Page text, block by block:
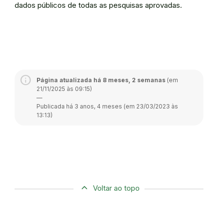
dados públicos de todas as pesquisas aprovadas.
Página atualizada há 8 meses, 2 semanas (em
21/11/2025 às 09:15)
—
Publicada há 3 anos, 4 meses (em 23/03/2023 às
13:13)
Voltar ao topo